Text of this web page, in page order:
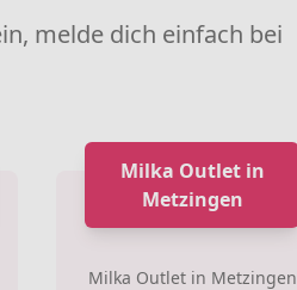
melde dich einfach bei
Milka Outlet in
Metzingen
Milka Outlet in Metzingen